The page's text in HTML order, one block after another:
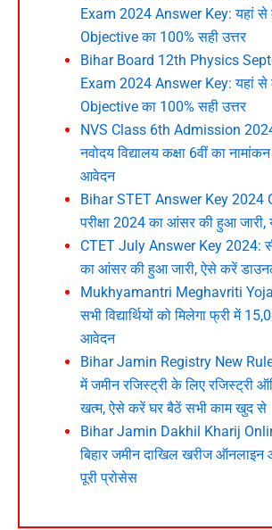
Exam 2024 Answer Key: यहां से
Objective का 100% सही उत्तर
Bihar Board 12th Physics
Exam 2024 Answer Key: यहां से
Objective का 100% सही उत्तर
NVS Class 6th Admission
नवोदय विद्यालय कक्षा 6वीं का
आवेदन
Bihar STET Answer Key 2024
परीक्षा 2024 का आंसर की हुआ
CTET July Answer Key 2024:
का आंसर की हुआ जारी, ऐसे करें
Mukhyamantri Meghavriti
सभी विद्यार्थियों को मिलेगा फ्री में
आवेदन
Bihar Jamin Registry New
में जमीन रजिस्ट्री के लिए रजिस्ट्री
खत्म, ऐसे करें घर बैठें सभी काम खुद से
Bihar Jamin Dakhil Kharij
बिहार जमीन दाखिल खरीज
पूरी प्रोसेस